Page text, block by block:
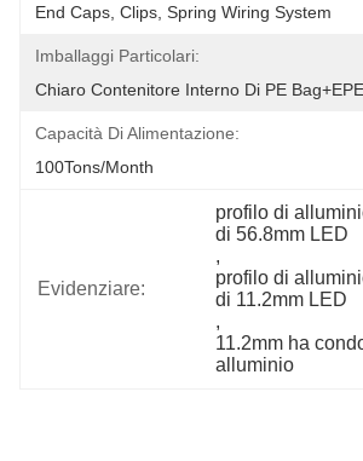
End Caps, Clips, Spring Wiring System
Imballaggi Particolari:
Chiaro Contenitore Interno Di PE
Capacità Di Alimentazione:
100Tons/Month
Evidenziare:
profilo di
di 56.8mm LED
,
profilo di
di 11.2mm LED
,
11.2mm ha
alluminio